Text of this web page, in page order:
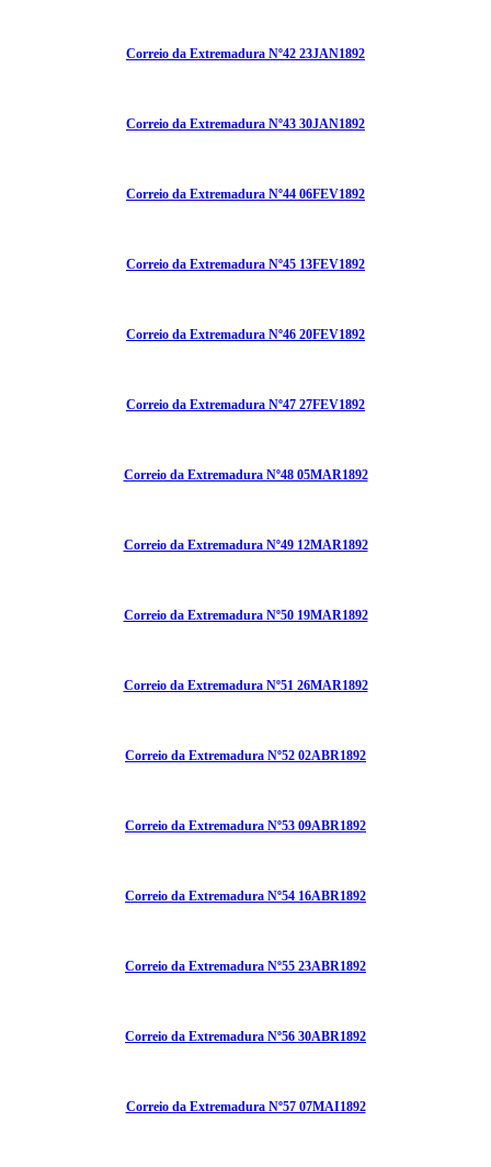
Correio da Extremadura Nº42 23JAN1892
Correio da Extremadura Nº43 30JAN1892
Correio da Extremadura Nº44 06FEV1892
Correio da Extremadura Nº45 13FEV1892
Correio da Extremadura Nº46 20FEV1892
Correio da Extremadura Nº47 27FEV1892
Correio da Extremadura Nº48 05MAR1892
Correio da Extremadura Nº49 12MAR1892
Correio da Extremadura Nº50 19MAR1892
Correio da Extremadura Nº51 26MAR1892
Correio da Extremadura Nº52 02ABR1892
Correio da Extremadura Nº53 09ABR1892
Correio da Extremadura Nº54 16ABR1892
Correio da Extremadura Nº55 23ABR1892
Correio da Extremadura Nº56 30ABR1892
Correio da Extremadura Nº57 07MAI1892